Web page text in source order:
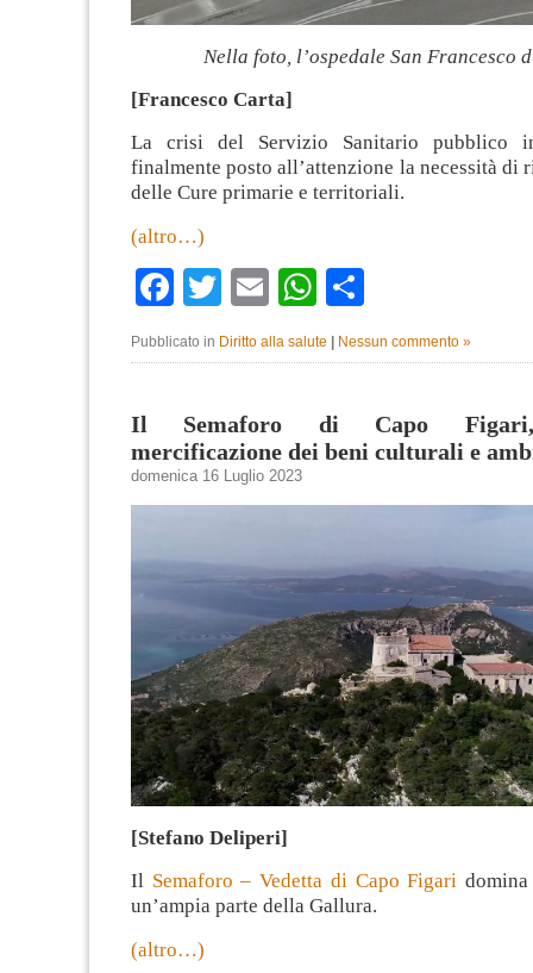
Nella foto, l’ospedale San Francesco
[Francesco Carta]
La crisi del Servizio Sanitario pubblico
finalmente posto all’attenzione la necessità di
delle Cure primarie e territoriali.
(altro…)
Facebook
TwitterEmailWhatsApp
Pubblicato in Diritto alla salute | Nessun commento »
Il Semaforo di Capo Figari,
mercificazione dei beni culturali e
domenica 16 Luglio 2023
[Stefano Deliperi]
Il Semaforo – Vedetta di Capo Figari
un’ampia parte della Gallura.
(altro…)